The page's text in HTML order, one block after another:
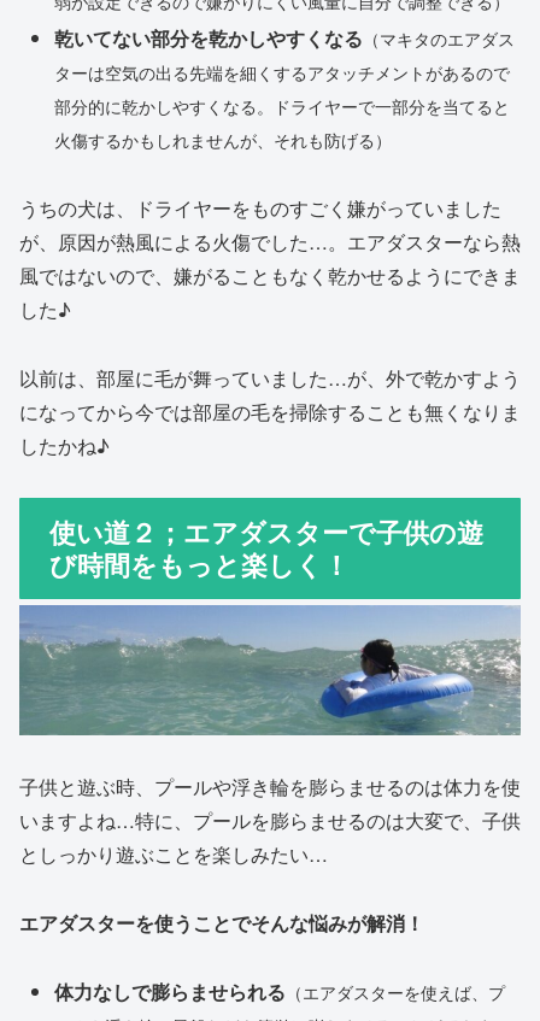
乾いてない部分を乾かしやすくなる （マキタのエアダス
ターは空気の出る先端を細くするアタッチメントがあるので
部分的に乾かしやすくなる。ドライヤーで一部分を当てると
火傷するかもしれませんが、それも防げる）
うちの犬は、ドライヤーをものすごく嫌がっていました
が、原因が熱風による火傷でした…。エアダスターなら熱
風ではないので、嫌がることもなく乾かせるようにできま
した♪
以前は、部屋に毛が舞っていました…が、外で乾かすよう
になってから今では部屋の毛を掃除することも無くなりま
したかね♪
使い道２；エアダスターで子供の遊
び時間をもっと楽しく！
子供と遊ぶ時、プールや浮き輪を膨らませるのは体力を使
いますよね…特に、プールを膨らませるのは大変で、子供
としっかり遊ぶことを楽しみたい…
エアダスターを使うことでそんな悩みが解消！
体力なしで膨らませられる （エアダスターを使えば、プ